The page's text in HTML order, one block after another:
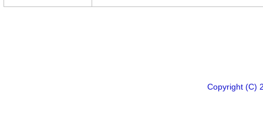
Copyright (C)